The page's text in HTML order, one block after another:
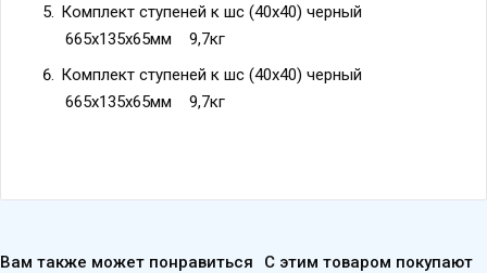
Комплект ступеней к шс (40х40) черный
665х135х65мм 9,7кг
Комплект ступеней к шс (40х40) черный
665х135х65мм 9,7кг
Вам также может понравиться С этим товаром покупают